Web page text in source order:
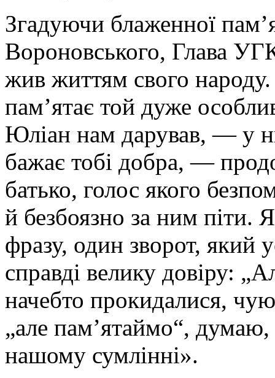
Згадуючи блаженної
Вороновського, Глава
жив життям свого
пам’ятає той дуже
Юліан нам дарував, — у
бажає тобі добра, —
батько, голос якого
й безбоязно за ним піти.
фразу, один зворот, який
справді велику довіру:
начебто прокидалися,
„але пам’ятаймо“, думаю,
нашому сумлінні».